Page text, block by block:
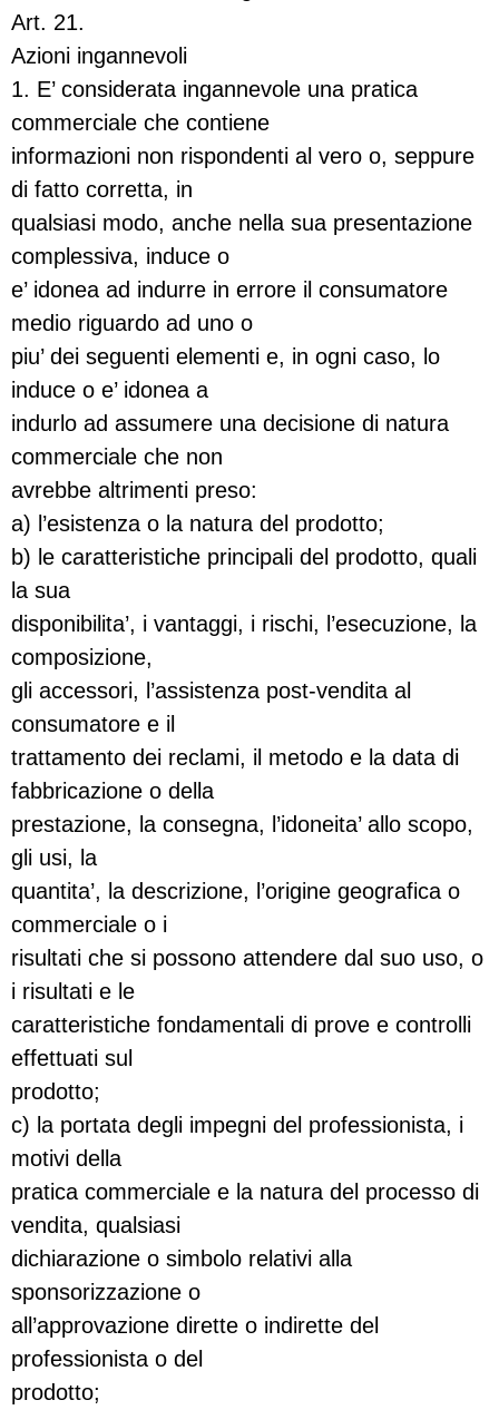
Art. 21.
Azioni ingannevoli
1. E’ considerata ingannevole una pratica
commerciale che contiene
informazioni non rispondenti al vero o, seppure
di fatto corretta, in
qualsiasi modo, anche nella sua presentazione
complessiva, induce o
e’ idonea ad indurre in errore il consumatore
medio riguardo ad uno o
piu’ dei seguenti elementi e, in ogni caso, lo
induce o e’ idonea a
indurlo ad assumere una decisione di natura
commerciale che non
avrebbe altrimenti preso:
a) l’esistenza o la natura del prodotto;
b) le caratteristiche principali del prodotto, quali
la sua
disponibilita’, i vantaggi, i rischi, l’esecuzione, la
composizione,
gli accessori, l’assistenza post-vendita al
consumatore e il
trattamento dei reclami, il metodo e la data di
fabbricazione o della
prestazione, la consegna, l’idoneita’ allo scopo,
gli usi, la
quantita’, la descrizione, l’origine geografica o
commerciale o i
risultati che si possono attendere dal suo uso, o
i risultati e le
caratteristiche fondamentali di prove e controlli
effettuati sul
prodotto;
c) la portata degli impegni del professionista, i
motivi della
pratica commerciale e la natura del processo di
vendita, qualsiasi
dichiarazione o simbolo relativi alla
sponsorizzazione o
all’approvazione dirette o indirette del
professionista o del
prodotto;